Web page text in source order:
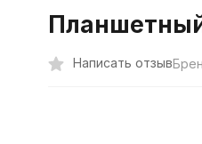
Планшетный
Написать отзыв